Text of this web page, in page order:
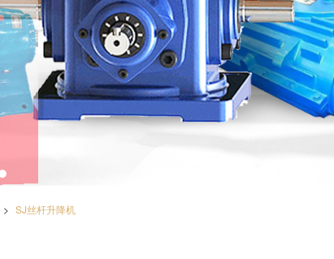
> SJ丝杆升降机